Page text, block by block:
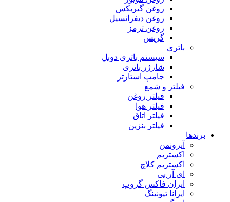
روغن گیربکس
روغن دیفرانسیل
روغن ترمز
گریس
باتری
سیستم باتری دوبل
شارژر باتری
جامپ استارتر
فیلتر و شمع
فیلتر روغن
فیلتر هوا
فیلتر اتاق
فیلتر بنزین
برندها
آیرونمن
اکستریم
اکستریم کلاچ
ای آر بی
ایران فاکس گروپ
ایرانا تیونینگ